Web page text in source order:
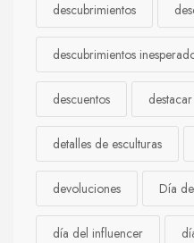
descubrimientos
descubrimientos
descuentos
detalles de esculturas
devoluciones Día
día del influencer